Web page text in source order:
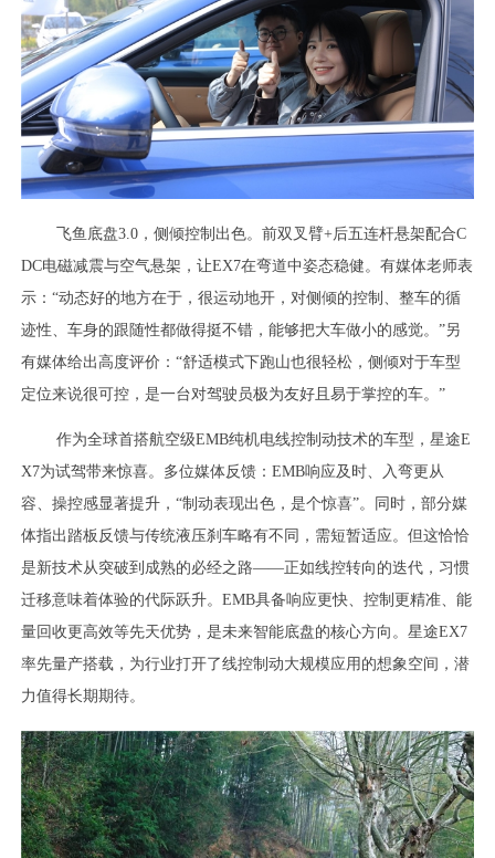
飞鱼底盘3.0，侧倾控制出色。前双叉臂+后五连杆悬架配合C
DC电磁减震与空气悬架，让EX7在弯道中姿态稳健。有媒体老师表
示：“动态好的地方在于，很运动地开，对侧倾的控制、整车的循
迹性、车身的跟随性都做得挺不错，能够把大车做小的感觉。”另
有媒体给出高度评价：“舒适模式下跑山也很轻松，侧倾对于车型
定位来说很可控，是一台对驾驶员极为友好且易于掌控的车。”
作为全球首搭航空级EMB纯机电线控制动技术的车型，星途E
X7为试驾带来惊喜。多位媒体反馈：EMB响应及时、入弯更从
容、操控感显著提升，“制动表现出色，是个惊喜”。同时，部分媒
体指出踏板反馈与传统液压刹车略有不同，需短暂适应。但这恰恰
是新技术从突破到成熟的必经之路——正如线控转向的迭代，习惯
迁移意味着体验的代际跃升。EMB具备响应更快、控制更精准、能
量回收更高效等先天优势，是未来智能底盘的核心方向。星途EX7
率先量产搭载，为行业打开了线控制动大规模应用的想象空间，潜
力值得长期期待。